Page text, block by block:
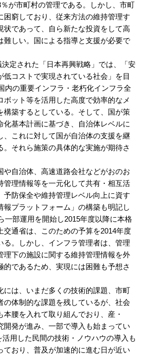
が市町村の管理である。しかし、市町
困窮しており、従来方法の維持管理す
状であって、自ら新たな投資をして高
難しい。国による指導と支援が必要で
決定された「日本再興戦略」では、「安
低コストで実現されている社会」を目
内の重要インフラ・老朽化インフラ全
ボット等を活用した高度で効率的なメ
構築するとしている。そして、国が策
化基本計画に基づき、自治体レベルに
、これに対して国が自治体の支援を継
。それら施策の具体的な実施が期待さ
や自治体、高速道路会社などがおのお
管理情報等を一元化して共有・相互活
予防保全や維持管理レベル向上に資す
報プラットフォーム」の構築も明記し
一部運用を開始し2015年度以降に本格
交通省は、このための予算を2014年度
る。しかし、インフラ管理者は、管理
理下の施設に関する維持管理情報を外
的であるため、実現には困難も予想さ
には、いまだ多くの技術的課題、市町
の体制的な課題を残しているが、社会
本腰を入れて取り組んでおり、産・
開発が進み、一部で導入も始まってい
用した民間の技術・ノウハウの導入も
ており、普及が加速的に進む日が近い